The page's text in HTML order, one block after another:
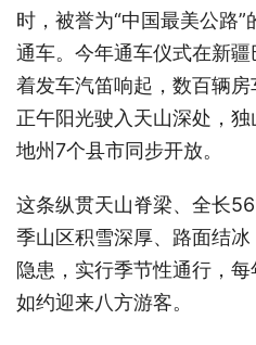
时，被誉为“中国最美公路
通车。今年通车仪式在新
着发车汽笛响起，数百辆
正午阳光驶入天山深处，
地州7个县市同步开放。
这条纵贯天山脊梁、全长
季山区积雪深厚、路面结
隐患，实行季节性通行，
如约迎来八方游客。